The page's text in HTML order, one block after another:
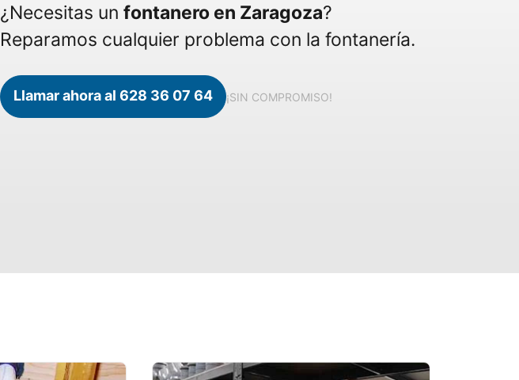
¿Necesitas un fontanero en Zaragoza?
Reparamos cualquier problema con la fontanería.
Llamar ahora al 628 36 07 64 ¡SIN COMPROMISO!